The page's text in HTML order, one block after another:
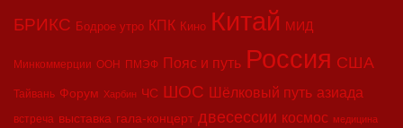
БРИКС Бодрое утро КПК Кино Китай МИД
Минкоммерции ООН ПМЭФ Пояс и путь Россия США
Тайвань Форум Харбин ЧС ШОС Шёлковый путь азиада
встреча выставка гала-концерт двесессии космос медицина